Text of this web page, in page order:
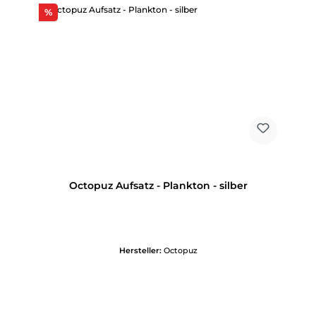
%Rabatt
Octopuz Aufsatz - Plankton - silber
Hersteller: Octopuz